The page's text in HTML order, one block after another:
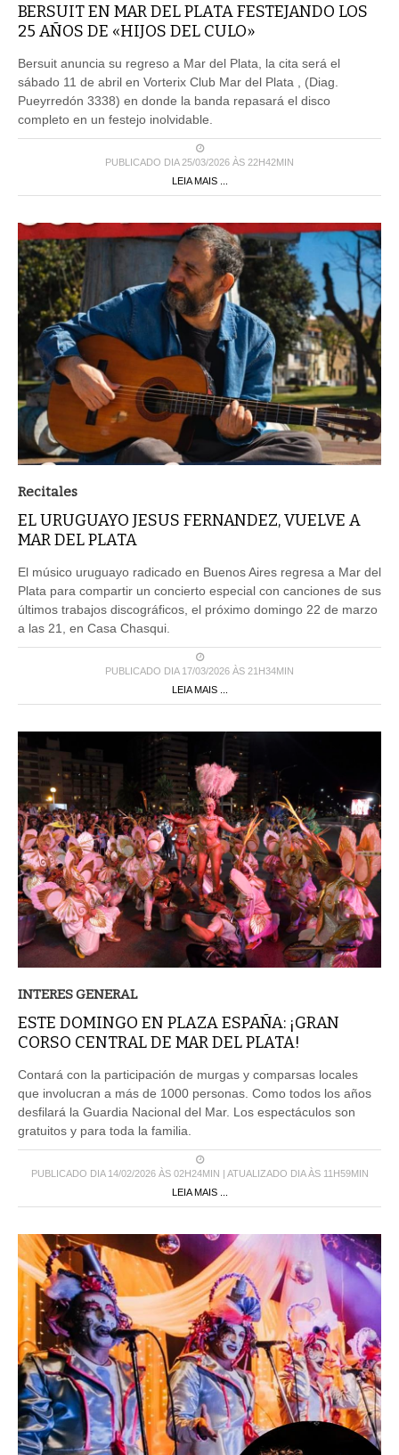
BERSUIT EN MAR DEL PLATA FESTEJANDO LOS
25 AÑOS DE «HIJOS DEL CULO»
Bersuit anuncia su regreso a Mar del Plata, la cita será el
sábado 11 de abril en Vorterix Club Mar del Plata , (Diag.
Pueyrredón 3338) en donde la banda repasará el disco
completo en un festejo inolvidable.
PUBLICADO DIA 25/03/2026 ÀS 22H42MIN
LEIA MAIS ...
Recitales
EL URUGUAYO JESUS FERNANDEZ, VUELVE A
MAR DEL PLATA
El músico uruguayo radicado en Buenos Aires regresa a Mar del
Plata para compartir un concierto especial con canciones de sus
últimos trabajos discográficos, el próximo domingo 22 de marzo
a las 21, en Casa Chasqui.
PUBLICADO DIA 17/03/2026 ÀS 21H34MIN
LEIA MAIS ...
INTERES GENERAL
ESTE DOMINGO EN PLAZA ESPAÑA: ¡GRAN
CORSO CENTRAL DE MAR DEL PLATA!
Contará con la participación de murgas y comparsas locales
que involucran a más de 1000 personas. Como todos los años
desfilará la Guardia Nacional del Mar. Los espectáculos son
gratuitos y para toda la familia.
PUBLICADO DIA 14/02/2026 ÀS 02H24MIN | ATUALIZADO DIA ÀS 11H59MIN
LEIA MAIS ...